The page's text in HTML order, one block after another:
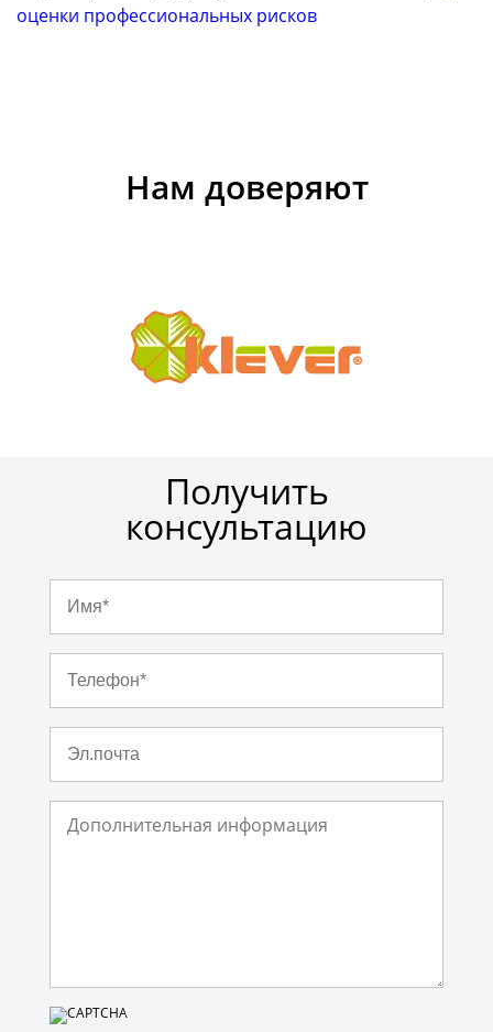
оценки профессиональных рисков
Нам доверяют
Получить
консультацию